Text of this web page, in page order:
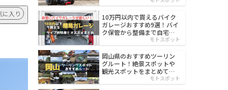
に入り
10万円以内で買えるバイク
ガレージおすすめ9選！バイ
ク保管から整備まで自宅で
モトスポット
岡山県のおすすめツーリン
グルート！絶景スポットや
観光スポットをまとめて紹
モトスポット